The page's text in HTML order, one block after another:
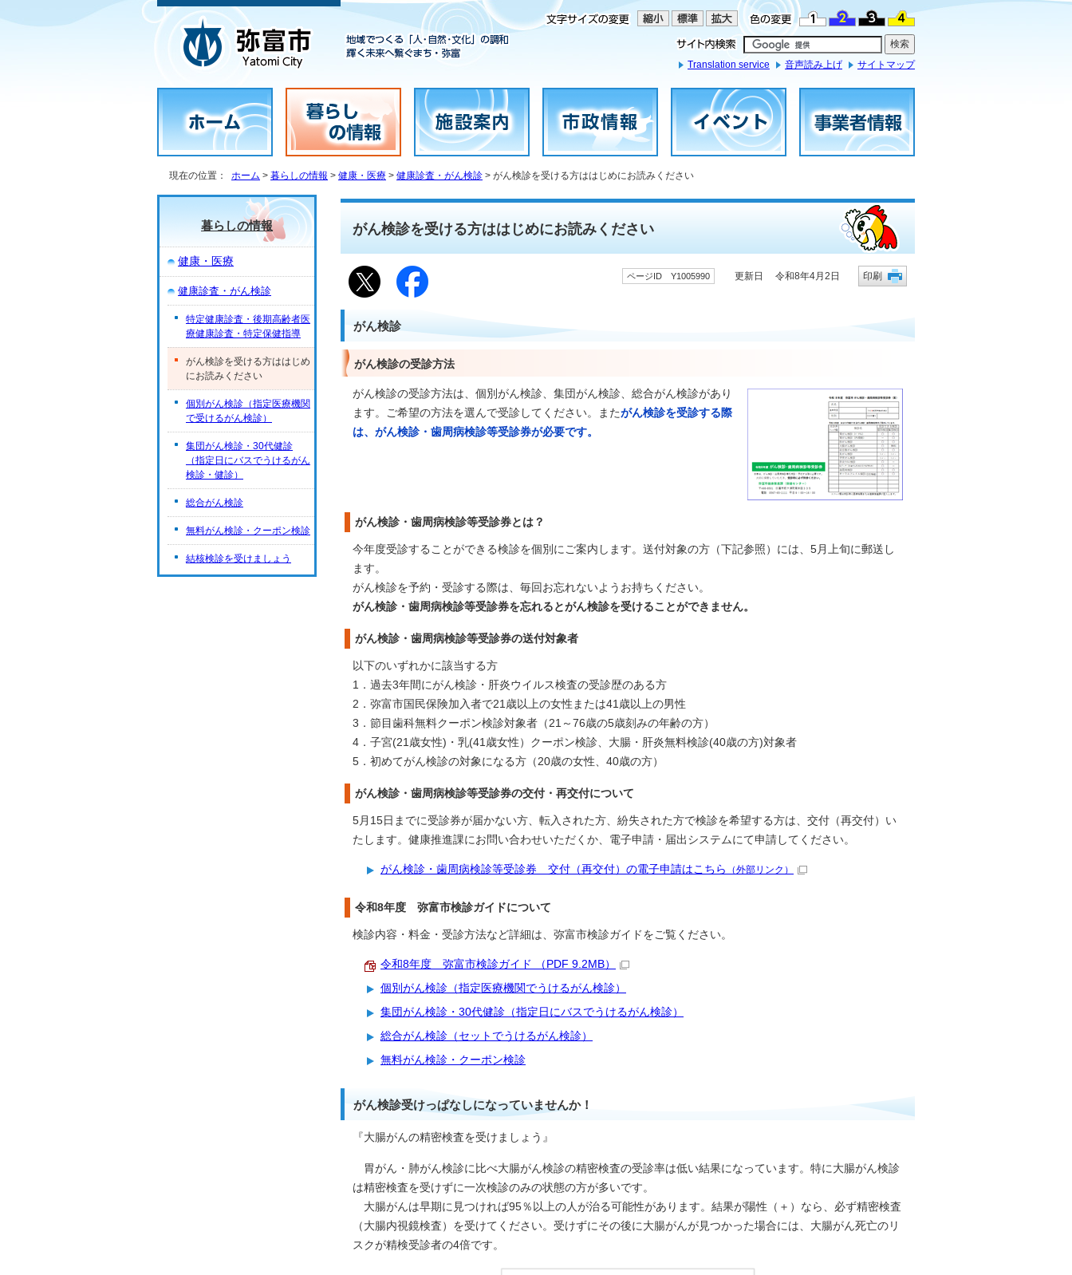
Translation service 音声読み上げ サイトマップ
現在の位置： ホーム > 暮らしの情報 > 健康・医療 > 健康診査・がん検診 > がん検診を受ける方ははじめにお読みください
がん検診を受ける方ははじめにお読みください
ページID Y1005990 更新日 令和8年4月2日 印刷
がん検診
がん検診の受診方法
がん検診の受診方法は、個別がん検診、集団がん検診、総合がん検診があり
ます。ご希望の方法を選んで受診してください。またがん検診を受診する際
は、がん検診・歯周病検診等受診券が必要です。
がん検診・歯周病検診等受診券とは？
今年度受診することができる検診を個別にご案内します。送付対象の方（下記参照）には、5月上旬に郵送し
ます。
がん検診を予約・受診する際は、毎回お忘れないようお持ちください。
がん検診・歯周病検診等受診券を忘れるとがん検診を受けることができません。
がん検診・歯周病検診等受診券の送付対象者
以下のいずれかに該当する方
1．過去3年間にがん検診・肝炎ウイルス検査の受診歴のある方
2．弥富市国民保険加入者で21歳以上の女性または41歳以上の男性
3．節目歯科無料クーポン検診対象者（21～76歳の5歳刻みの年齢の方）
4．子宮(21歳女性)・乳(41歳女性）クーポン検診、大腸・肝炎無料検診(40歳の方)対象者
5．初めてがん検診の対象になる方（20歳の女性、40歳の方）
がん検診・歯周病検診等受診券の交付・再交付について
5月15日までに受診券が届かない方、転入された方、紛失された方で検診を希望する方は、交付（再交付）い
たします。健康推進課にお問い合わせいただくか、電子申請・届出システムにて申請してください。
がん検診・歯周病検診等受診券 交付（再交付）の電子申請はこちら （外部リンク）
令和8年度 弥富市検診ガイドについて
検診内容・料金・受診方法など詳細は、弥富市検診ガイドをご覧ください。
令和8年度 弥富市検診ガイド （PDF 9.2MB）
個別がん検診（指定医療機関でうけるがん検診）
集団がん検診・30代健診（指定日にバスでうけるがん検診）
総合がん検診（セットでうけるがん検診）
無料がん検診・クーポン検診
がん検診受けっぱなしになっていませんか！
『大腸がんの精密検査を受けましょう』
胃がん・肺がん検診に比べ大腸がん検診の精密検査の受診率は低い結果になっています。特に大腸がん検診
は精密検査を受けずに一次検診のみの状態の方が多いです。
大腸がんは早期に見つければ95％以上の人が治る可能性があります。結果が陽性（＋）なら、必ず精密検査
（大腸内視鏡検査）を受けてください。受けずにその後に大腸がんが見つかった場合には、大腸がん死亡のリ
スクが精検受診者の4倍です。
暮らしの情報
健康・医療
健康診査・がん検診
特定健康診査・後期高齢者医
療健康診査・特定保健指導
がん検診を受ける方ははじめ
にお読みください
個別がん検診（指定医療機関
で受けるがん検診）
集団がん検診・30代健診
（指定日にバスでうけるがん
検診・健診）
総合がん検診
無料がん検診・クーポン検診
結核検診を受けましょう